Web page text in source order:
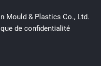
Mould & Plastics Co., Ltd.
de confidentialité